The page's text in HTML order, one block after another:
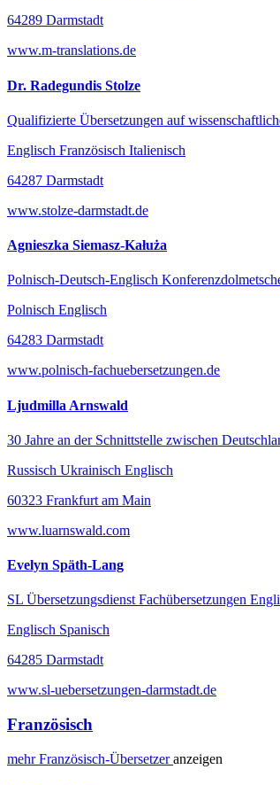
64289 Darmstadt
www.m-translations.de
Dr. Radegundis Stolze
Qualifizierte Übersetzungen auf
Englisch Französisch Italienisch
64287 Darmstadt
www.stolze-darmstadt.de
Agnieszka Siemasz-Kałuża
Polnisch-Deutsch-Englisch
Polnisch Englisch
64283 Darmstadt
www.polnisch-fachuebersetzungen.de
Ljudmilla Arnswald
30 Jahre an der Schnittstelle zwischen
Russisch Ukrainisch Englisch
60323 Frankfurt am Main
www.luarnswald.com
Evelyn Späth-Lang
SL Übersetzungsdienst Fachübersetzungen
Englisch Spanisch
64285 Darmstadt
www.sl-uebersetzungen-darmstadt.de
Französisch
mehrFranzösisch-Übersetzeranzeigen